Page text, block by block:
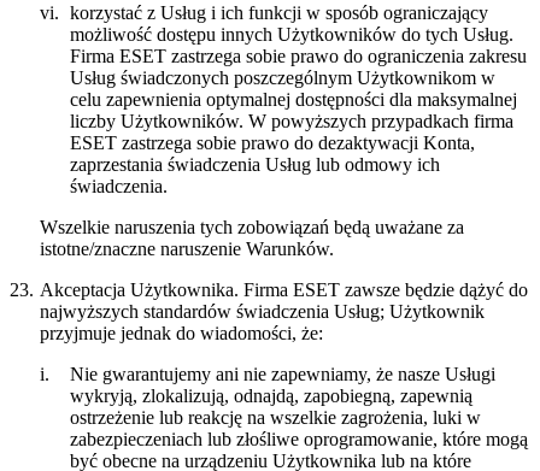
vi. korzystać z Usług i ich funkcji w sposób ograniczający
możliwość dostępu innych Użytkowników do tych Usług.
Firma ESET zastrzega sobie prawo do ograniczenia zakresu
Usług świadczonych poszczególnym Użytkownikom w
celu zapewnienia optymalnej dostępności dla maksymalnej
liczby Użytkowników. W powyższych przypadkach firma
ESET zastrzega sobie prawo do dezaktywacji Konta,
zaprzestania świadczenia Usług lub odmowy ich
świadczenia.
Wszelkie naruszenia tych zobowiązań będą uważane za
istotne/znaczne naruszenie Warunków.
23. Akceptacja Użytkownika. Firma ESET zawsze będzie dążyć do
najwyższych standardów świadczenia Usług; Użytkownik
przyjmuje jednak do wiadomości, że:
i.
Nie gwarantujemy ani nie zapewniamy, że nasze Usługi
wykryją, zlokalizują, odnajdą, zapobiegną, zapewnią
ostrzeżenie lub reakcję na wszelkie zagrożenia, luki w
zabezpieczeniach lub złośliwe oprogramowanie, które mogą
być obecne na urządzeniu Użytkownika lub na które